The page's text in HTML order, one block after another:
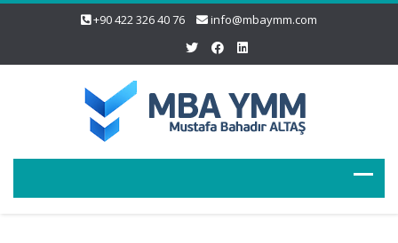
+90 422 326 40 76 info@mbaymm.com